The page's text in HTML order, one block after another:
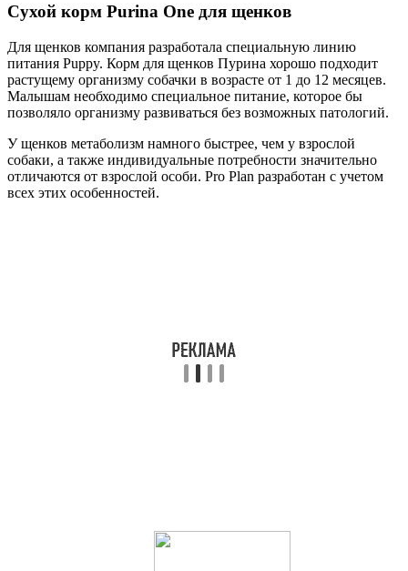
Сухой корм Purina One для щенков
Для щенков компания разработала специальную линию
питания Puppy. Корм для щенков Пурина хорошо подходит
растущему организму собачки в возрасте от 1 до 12 месяцев.
Малышам необходимо специальное питание, которое бы
позволяло организму развиваться без возможных патологий.
У щенков метаболизм намного быстрее, чем у взрослой
собаки, а также индивидуальные потребности значительно
отличаются от взрослой особи. Pro Plan разработан с учетом
всех этих особенностей.